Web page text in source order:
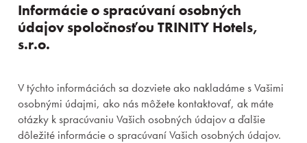
Informácie o spracúvaní osobných
údajov spoločnosťou TRINITY Hotels,
s.r.o.
V týchto informáciách sa dozviete ako nakladáme s Vašimi
osobnými údajmi, ako nás môžete kontaktovať, ak máte
otázky k spracúvaniu Vašich osobných údajov a ďalšie
dôležité informácie o spracúvaní Vašich osobných údajov.